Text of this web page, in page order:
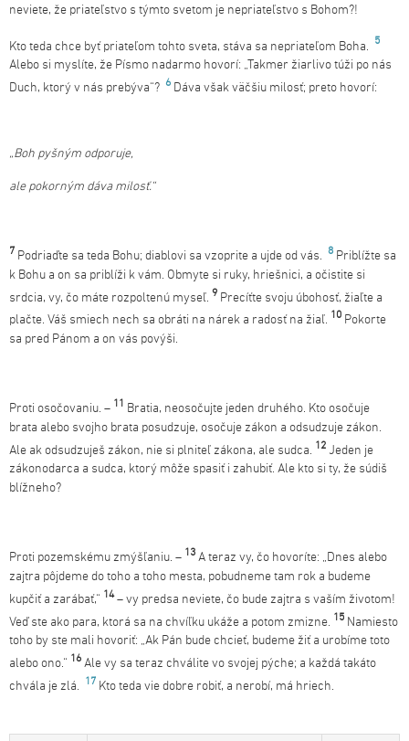
neviete, že priateľstvo s týmto svetom je nepriateľstvo s Bohom?!
Kto teda chce byť priateľom tohto sveta, stáva sa nepriateľom Boha. 5
Alebo si myslíte, že Písmo nadarmo hovorí: „Takmer žiarlivo túži po nás
Duch, ktorý v nás prebýva“? 6 Dáva však väčšiu milosť; preto hovorí:
„Boh pyšným odporuje,
ale pokorným dáva milosť.“
7 Podriaďte sa teda Bohu; diablovi sa vzoprite a ujde od vás. 8 Priblížte sa
k Bohu a on sa priblíži k vám. Obmyte si ruky, hriešnici, a očistite si
srdcia, vy, čo máte rozpoltenú myseľ. 9 Precíťte svoju úbohosť, žiaľte a
plačte. Váš smiech nech sa obráti na nárek a radosť na žiaľ. 10 Pokorte
sa pred Pánom a on vás povýši.
Proti osočovaniu. – 11 Bratia, neosočujte jeden druhého. Kto osočuje
brata alebo svojho brata posudzuje, osočuje zákon a odsudzuje zákon.
Ale ak odsudzuješ zákon, nie si plniteľ zákona, ale sudca. 12 Jeden je
zákonodarca a sudca, ktorý môže spasiť i zahubiť. Ale kto si ty, že súdiš
blížneho?
Proti pozemskému zmýšľaniu. – 13 A teraz vy, čo hovoríte: „Dnes alebo
zajtra pôjdeme do toho a toho mesta, pobudneme tam rok a budeme
kupčiť a zarábať,“ 14– vy predsa neviete, čo bude zajtra s vaším životom!
Veď ste ako para, ktorá sa na chvíľku ukáže a potom zmizne. 15 Namiesto
toho by ste mali hovoriť: „Ak Pán bude chcieť, budeme žiť a urobíme toto
alebo ono.“ 16 Ale vy sa teraz chválite vo svojej pýche; a každá takáto
chvála je zlá. 17 Kto teda vie dobre robiť, a nerobí, má hriech.